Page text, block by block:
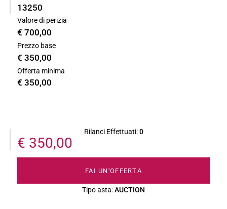
13250
Valore di perizia
€ 700,00
Prezzo base
€ 350,00
Offerta minima
€ 350,00
Rilanci Effettuati:0
€ 350,00
FAI UN'OFFERTA
Tipo asta:AUCTION